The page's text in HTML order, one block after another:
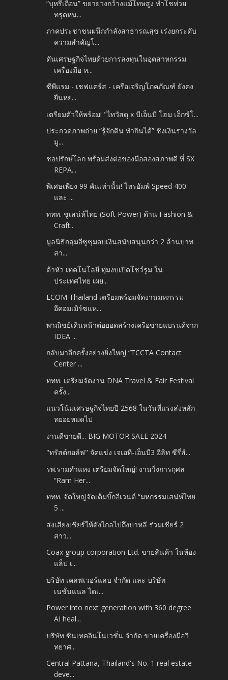
“บุหรี่เถื่อน” ขยายวงกว้างแม้โทษสูง ทำโชห่วย
ทรุดหน...
ภาคประชาชนผนึกกำลังสาธารณสุข เร่งยกระดับ
ความสำคัญโ...
ดันเศรษฐกิจไทยด้วยการลงทุนในอุตสาหกรรม
เครื่องมือ ห...
ซีพีแรม - เชฟแคร์ส - เครือเจริญโภคภัณฑ์ ยังคง
ยืนหย...
เตรียมตัวให้พร้อม! "ไทวัสดุ x บีเอ็นบี โฮม เอ็กซ์โ...
ประกวดภาพถ่าย “รู้จักดิน ทำกินได้” ชิงเงินรางวัล
มู...
ชอปรักษ์โลก พร้อมส่งต่อของมือสองสภาพดี ที่ SX
REPA...
พิเศษเพียง 99 คันเท่านั้น! ไทรอัมพ์ Speed 400
และ ...
ททท. ชูเสน่ห์ไทย (Soft Power) ด้าน Fashion &
Craft...
มูลนิธิกลุ่มอีซูซุมอบเงินสนับสนุนกว่า 2 ล้านบาท
สา...
ด้าหัว เทคโนโลยี ทุ่มงบเปิดโชว์รูม ใน
ประเทศไทย เผย...
ECOM Thailand เตรียมพร้อมจัดงานมหกรรม
อีคอมเมิร์ซแห...
พาณิชย์เดินหน้าต่อยอดสร้างเครือข่ายแบรนด์จาก
IDEA ...
กลับมาอีกครั้งอย่างยิ่งใหญ่ “TCCTA Contact
Center ...
ททท. เตรียมจัดงาน DNA Travel & Fair Festival
ครั้ง...
แนวโน้มเศรษฐกิจไทยปี 2568 ในวันที่แรงส่งหลัก
ทยอยหมดไป
งานดีขายดี... BIG MOTOR SALE 2024
"ทรัสต์กอล์ฟ" จัดแข่ง เจเอที-เอ็นบี3 อีลิท ซีรี่ส์...
รพ.รามคำแหง เตรียมจัดใหญ่! งานวิ่งการกุศล
“Ram Her...
ททท. จัดใหญ่จัดเต็มบิ๊กอีเวนต์ “มหกรรมเสน่ห์ไทย
5 ...
ส่งเสียงเชียร์ให้ดังไกลไปถึงบาหลี ร่วมเชียร์ 2
สาว...
Coax group corporation Ltd. ขายสินค้า ในห้อง
แล็ป เ...
บริษัท เคลฟเวอร์แลบ จำกัด และ บริษัท
เนชั่นแนล ไดเ...
Power into next generation with 360 degree
AI heal...
บริษัท ซินเทคอินโนเวชั่น จำกัด ขายเครื่องมือวิ
ทยาศ...
Central Pattana, Thailand's No. 1 real estate
deve...